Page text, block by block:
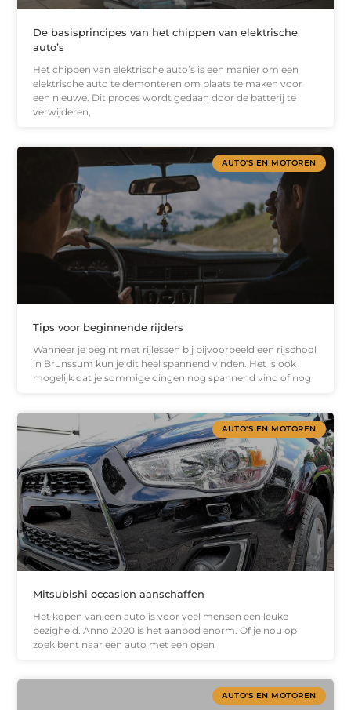
De basisprincipes van het chippen van elektrische
auto’s
Het chippen van elektrische auto’s is een manier om een
elektrische auto te demonteren om plaats te maken voor
een nieuwe. Dit proces wordt gedaan door de batterij te
verwijderen,
AUTO'S EN MOTOREN
Tips voor beginnende rijders
Wanneer je begint met rijlessen bij bijvoorbeeld een rijschool
in Brunssum kun je dit heel spannend vinden. Het is ook
mogelijk dat je sommige dingen nog spannend vind of nog
AUTO'S EN MOTOREN
Mitsubishi occasion aanschaffen
Het kopen van een auto is voor veel mensen een leuke
bezigheid. Anno 2020 is het aanbod enorm. Of je nou op
zoek bent naar een auto met een open
AUTO'S EN MOTOREN